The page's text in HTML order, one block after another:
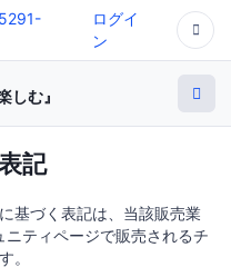
ログイ
ン
しむ』
記
基づく表記は、当該販売業
ティページで販売されるチ
。